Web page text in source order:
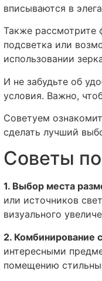
вписываются в
Также рассмотрите
подсветка или
использовании
И не забудьте об
условия. Важно,
Советуем
сделать лучший
Советы
1. Выбор места
или источников
визуального
2. Комбинирование
интересными
помещению